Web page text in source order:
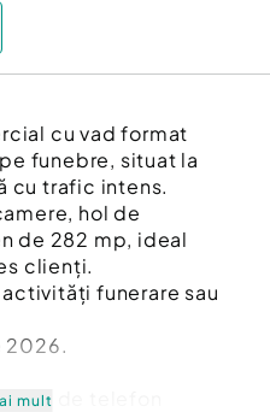
cu vad format
funebre, situat la
cu trafic intens.
hol de
de 282 mp, ideal
clienți.
funerare sau
2026.
de telefon
mult